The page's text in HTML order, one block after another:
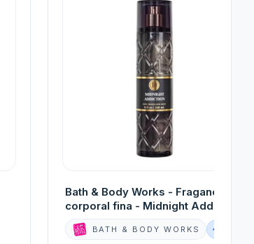
Bath & Body Works - Fragancia
corporal fina - Midnight Addiction
BATH & BODY WORKS